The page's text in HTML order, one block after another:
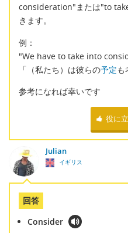
consideration"または"to
きます。
例：
"We have to take into
「（私たち）は彼らの予定も
参考になれば幸いです
役に
Julian
イギリス
回答
Consider